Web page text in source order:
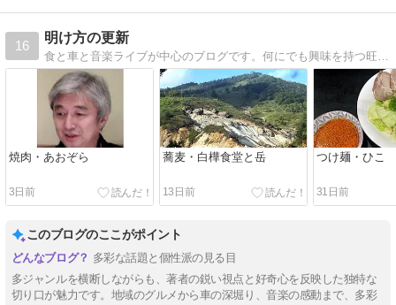
16
明け方の更新
食と車と音楽ライブが中心のブログです。何にでも興味を持つ旺盛な好奇心で、日々の出来事を書いています。
焼肉・あおぞら
3日前
蕎麦・白樺食堂と岳
13日前
つけ麺・ひこ
31日前
このブログのここがポイント
多彩な話題と個性派の見る目
多ジャンルを横断しながらも、著者の鋭い視点と好奇心を反映した独特な
切り口が魅力です。地域のグルメから車の深堀り、音楽の感動まで、多彩